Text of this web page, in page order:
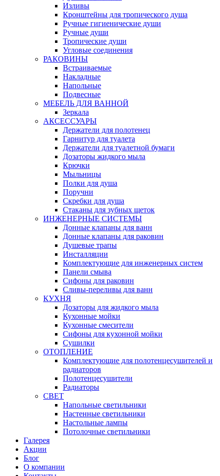
Изливы
Кронштейны для тропического душа
Ручные гигиенические души
Ручные души
Тропические души
Угловые соединения
РАКОВИНЫ
Встраиваемые
Накладные
Напольные
Подвесные
МЕБЕЛЬ ДЛЯ ВАННОЙ
Зеркала
АКСЕССУАРЫ
Держатели для полотенец
Гарнитур для туалета
Держатели для туалетной бумаги
Дозаторы жидкого мыла
Крючки
Мыльницы
Полки для душа
Поручни
Скребки для душа
Стаканы для зубных щеток
ИНЖЕНЕРНЫЕ СИСТЕМЫ
Донные клапаны для ванн
Донные клапаны для раковин
Душевые трапы
Инсталляции
Комплектующие для инженерных систем
Панели смыва
Сифоны для раковин
Сливы-переливы для ванн
КУХНЯ
Дозаторы для жидкого мыла
Кухонные мойки
Кухонные смесители
Сифоны для кухонной мойки
Сушилки
ОТОПЛЕНИЕ
Комплектующие для полотенцесушителей и
радиаторов
Полотенцесушители
Радиаторы
СВЕТ
Напольные светильники
Настенные светильники
Настольные лампы
Потолочные светильники
Галерея
Акции
Блог
О компании